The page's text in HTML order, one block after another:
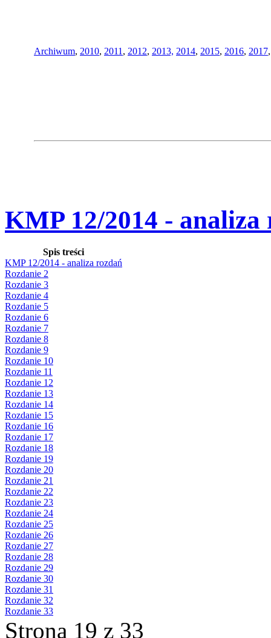
Archiwum, 2010, 2011 , 2012, 2013, 2014, 2015, 2016, 2017
KMP 12/2014 - analiza
Spis treści
KMP 12/2014 - analiza rozdań
Rozdanie 2
Rozdanie 3
Rozdanie 4
Rozdanie 5
Rozdanie 6
Rozdanie 7
Rozdanie 8
Rozdanie 9
Rozdanie 10
Rozdanie 11
Rozdanie 12
Rozdanie 13
Rozdanie 14
Rozdanie 15
Rozdanie 16
Rozdanie 17
Rozdanie 18
Rozdanie 19
Rozdanie 20
Rozdanie 21
Rozdanie 22
Rozdanie 23
Rozdanie 24
Rozdanie 25
Rozdanie 26
Rozdanie 27
Rozdanie 28
Rozdanie 29
Rozdanie 30
Rozdanie 31
Rozdanie 32
Rozdanie 33
Strona 19 z 33